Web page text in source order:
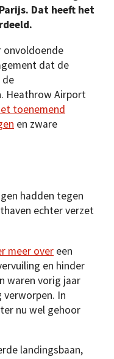
Dat heeft het
onvoldoende
dat de
de
Heathrow Airport
toenemend
en zware
hadden tegen
echter verzet
meer over een
en hinder
waren vorig jaar
verworpen. In
nu wel gehoor
landingsbaan,